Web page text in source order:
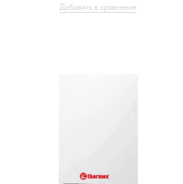
Добавить в сравнение